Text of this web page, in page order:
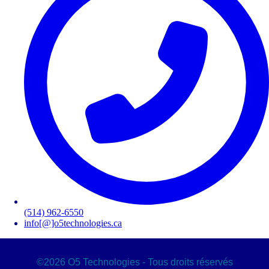
(514) 962-6550
info[@]o5technologies.ca
©2026 O5 Technologies - Tous droits réservés
des minuscules,
des majuscules,
des chiffres
avoir au moins 8 caractères
Les mots de passes que vous avez saisis ne correspondent pas.
Confirmez le mot de passe
Veuillez saisir le captcha ici
Annuler
Saisissez l'adresse e-mail que vous utilisez pour vous connecter.
Courriel
Annuler
Valider